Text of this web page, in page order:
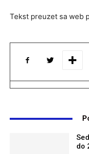
Tekst preuzet sa web
do